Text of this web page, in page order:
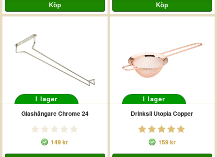
I lager
Glashängare Chrome 24
149 kr
I lager
Drinksil Utopia Copper
159 kr